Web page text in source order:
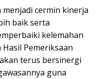
menjadi cermin kinerja
baik serta
kelemahan
Pemeriksaan
terus bersinergi
guna